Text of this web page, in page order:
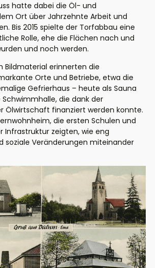
hatte dabei die Öl- und
Ort über Jahrzehnte Arbeit und
Bis 2015 spielte der Torfabbau eine
Rolle, ehe die Flächen nach und
und noch werden.
Bildmaterial erinnerten die
Orte und Betriebe, etwa die
Gefrierhaus – heute als Sauna
die dank der
Ölwirtschaft finanziert werden konnte.
die ersten Schulen und
Infrastruktur zeigten, wie eng
soziale Veränderungen miteinander